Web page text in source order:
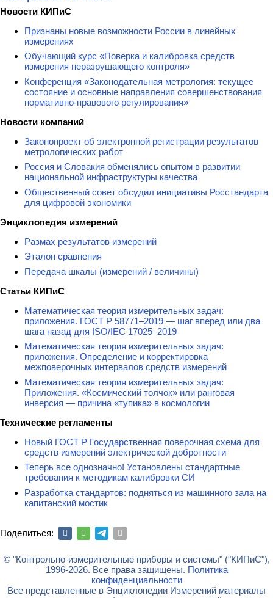
Новости КИПиС
Признаны новые возможности России в линейных
измерениях
Обучающий курс «Поверка и калибровка средств
измерения неразрушающего контроля»
Конференция «Законодательная метрология: текущее
состояние и основные направления совершенствования
нормативно-правового регулирования»
Новости компаний
Законопроект об электронной регистрации результатов
метрологических работ
Россия и Словакия обменялись опытом в развитии
национальной инфраструктуры качества
Общественный совет обсудил инициативы Росстандарта
для цифровой экономики
Энциклопедия измерений
Размах результатов измерений
Эталон сравнения
Передача шкалы (измерений / величины)
Статьи КИПиС
Математическая теория измерительных задач:
приложения. ГОСТ Р 58771–2019 — шаг вперед или два
шага назад для ISO/IEC 17025–2019
Математическая теория измерительных задач:
приложения. Определение и корректировка
межповерочных интервалов средств измерений
Математическая теория измерительных задач:
Приложения. «Космический толчок» или ранговая
инверсия — причина «тупика» в космологии
Технические регламенты
Новый ГОСТ Р Государственная поверочная схема для
средств измерений электрической добротности
Теперь все однозначно! Установлены стандартные
требования к методикам калибровки СИ
Разработка стандартов: подняться из машинного зала на
капитанский мостик
Поделиться:
© "Контрольно-измерительные приборы и системы" ("КИПиС"),
1996-2026. Все права защищены. Политика
конфиденциальности
Все представленные в Энциклопедии Измерений материалы